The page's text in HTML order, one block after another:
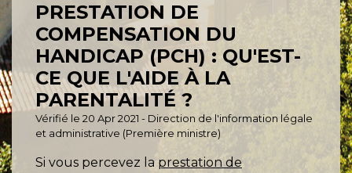
PRESTATION DE
COMPENSATION DU
HANDICAP (PCH) : QU'EST-
CE QUE L'AIDE À LA
PARENTALITÉ ?
Vérifié le 20 Apr 2021 - Direction de l'information légale
et administrative (Première ministre)
Si vous percevez la prestation de